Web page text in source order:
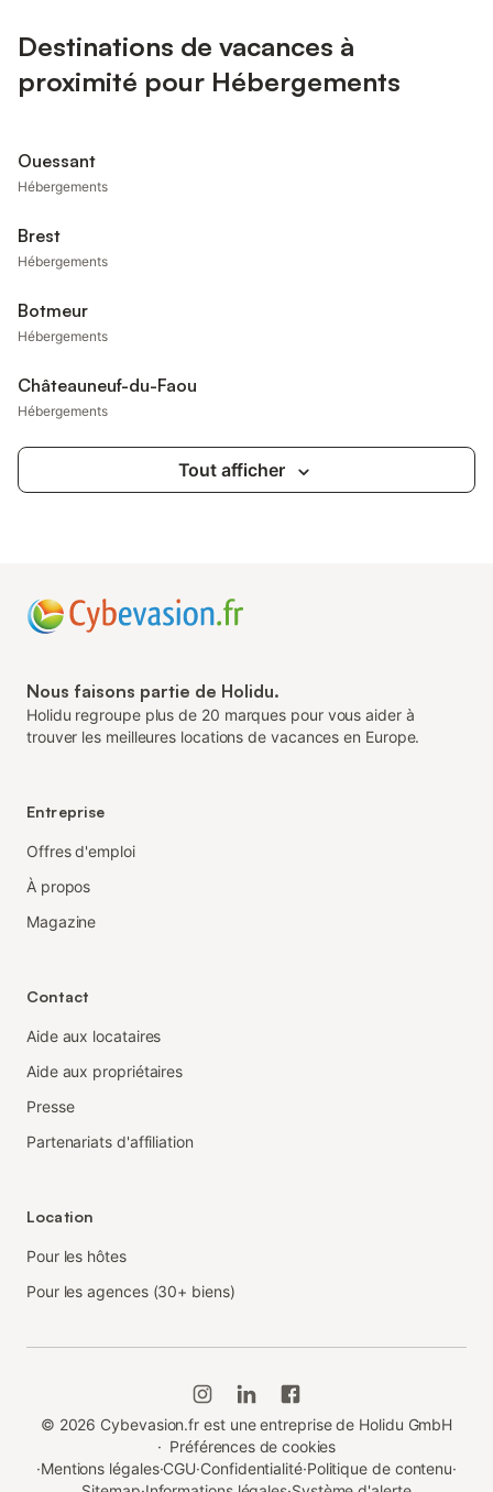
Destinations de vacances à
proximité pour Hébergements
Ouessant
Hébergements
Brest
Hébergements
Botmeur
Hébergements
Châteauneuf-du-Faou
Hébergements
Tout afficher
Nous faisons partie de Holidu.
Holidu regroupe plus de 20 marques pour vous aider à
trouver les meilleures locations de vacances en Europe.
Entreprise
Offres d'emploi
À propos
Magazine
Contact
Aide aux locataires
Aide aux propriétaires
Presse
Partenariats d'affiliation
Location
Pour les hôtes
Pour les agences (30+ biens)
© 2026 Cybevasion.fr est une entreprise de Holidu GmbH
· Préférences de cookies
·Mentions légales·CGU·Confidentialité·Politique de contenu·